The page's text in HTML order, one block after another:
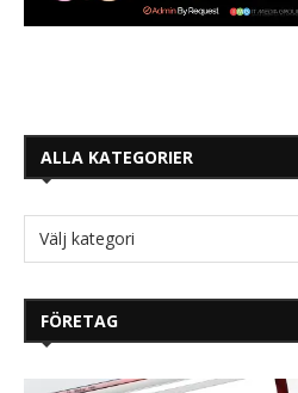
ALLA KATEGORIER
FÖRETAG